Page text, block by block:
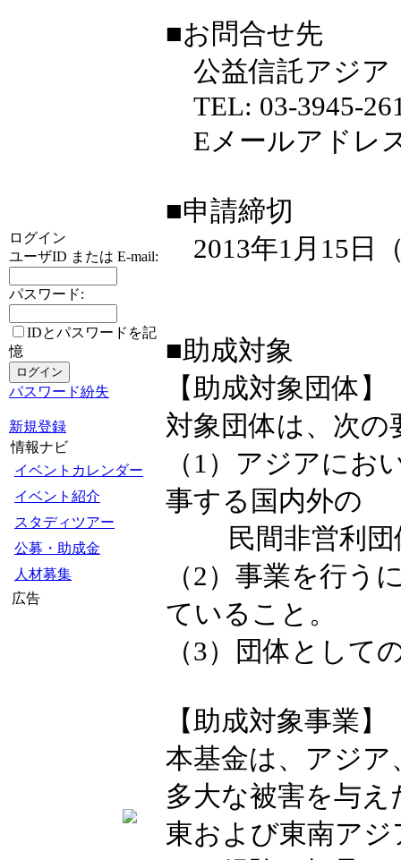
ログイン
ユーザID または E-mail:
パスワード:
IDとパスワードを記
憶
パスワード紛失
新規登録
情報ナビ
イベントカレンダー
イベント紹介
スタディツアー
公募・助成金
人材募集
広告
■お問合せ先
公益信託アジア
TEL: 03-3945-
Eメールアドレ
■申請締切
2013年1月15日
■助成対象
【助成対象団体】
対象団体は、次
（1）アジアにお
事する国内外の
民間非営利団
（2）事業を行う
ていること。
（3）団体として
【助成対象事業】
本基金は、アジ
多大な被害を与え
東および東南ア